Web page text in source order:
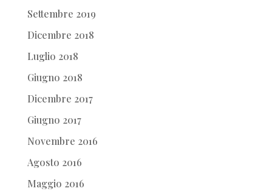
Settembre 2019
Dicembre 2018
Luglio 2018
Giugno 2018
Dicembre 2017
Giugno 2017
Novembre 2016
Agosto 2016
Maggio 2016